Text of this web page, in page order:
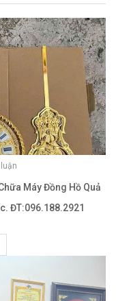
Máy Đồng Hồ Quả
ĐT:096.188.2921